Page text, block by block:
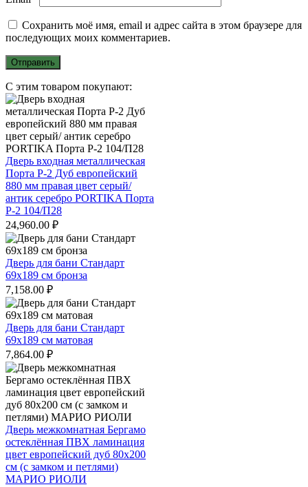
Сохранить моё имя, email и адрес сайта в этом браузере для
последующих моих комментариев.
С этим товаром покупают:
Дверь входная металлическая
Порта Р-2 Дуб европейский
880 мм правая цвет серый/
антик серебро PORTIKA Порта
Р-2 104/П28
24,960.00 ₽
Дверь для бани Стандарт
69х189 см бронза
7,158.00 ₽
Дверь для бани Стандарт
69х189 см матовая
7,864.00 ₽
Дверь межкомнатная Бергамо
остеклённая ПВХ ламинация
цвет европейский дуб 80х200
см (с замком и петлями)
МАРИО РИОЛИ